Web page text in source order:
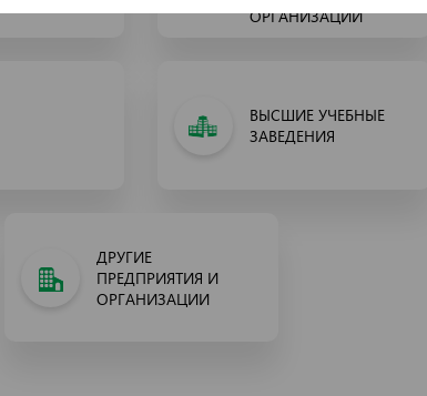
ОРГАНИЗАЦИИ
ВЫСШИЕ УЧЕБНЫЕ
ЗАВЕДЕНИЯ
ДРУГИЕ
ПРЕДПРИЯТИЯ И
ОРГАНИЗАЦИИ